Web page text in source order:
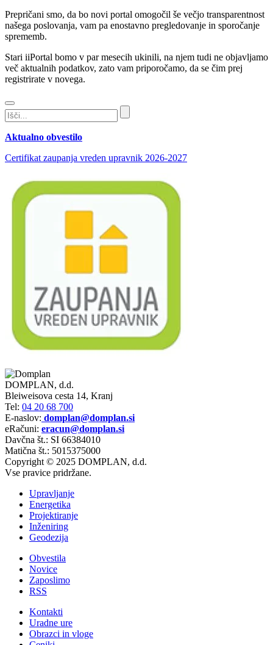
Prepričani smo, da bo novi portal omogočil še večjo transparentnost
našega poslovanja, vam pa enostavno pregledovanje in sporočanje
sprememb.
Stari iiPortal bomo v par mesecih ukinili, na njem tudi ne objavljamo
več aktualnih podatkov, zato vam priporočamo, da se čim prej
registrirate v novega.
Aktualno obvestilo
Certifikat zaupanja vreden upravnik 2026-2027
DOMPLAN, d.d.
Bleiweisova cesta 14, Kranj
Tel: 04 20 68 700
E-naslov: domplan@domplan.si
eRačuni: eracun@domplan.si
Davčna št.: SI 66384010
Matična št.: 5015375000
Copyright © 2025 DOMPLAN, d.d.
Vse pravice pridržane.
Upravljanje
Energetika
Projektiranje
Inženiring
Geodezija
Obvestila
Novice
Zaposlimo
RSS
Kontakti
Uradne ure
Obrazci in vloge